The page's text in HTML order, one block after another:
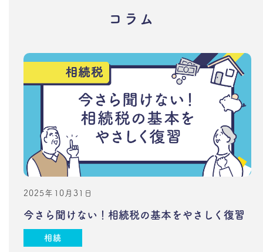
コラム
2025年10月31日
今さら聞けない！相続税の基本をやさしく復習
相続